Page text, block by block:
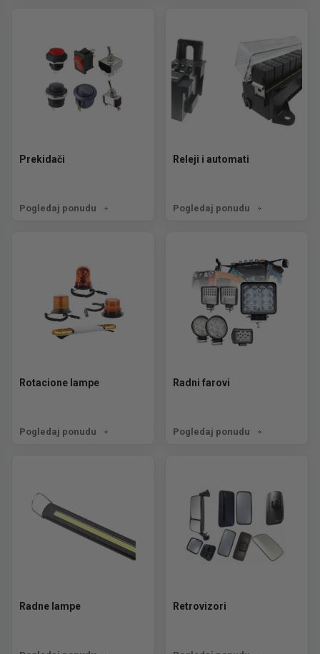
Prekidači
Pogledaj ponudu
Releji i automati
Pogledaj ponudu
Rotacione lampe
Pogledaj ponudu
Radni farovi
Pogledaj ponudu
Radne lampe Retrovizori